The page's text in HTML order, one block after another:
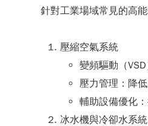
針對工業場域常見的高
壓縮空氣系統
變頻驅動（
壓力管理：降
輔助設備優化
冰水機與冷卻水系統